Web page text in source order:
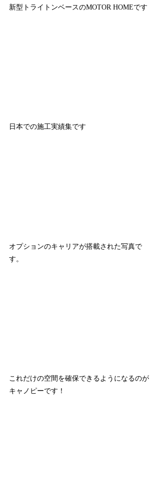
新型トライトンベースのMOTOR HOMEです
日本での施工実績集です
オプションのキャリアが搭載された写真で
す。
これだけの空間を確保できるようになるのが
キャノピーです！